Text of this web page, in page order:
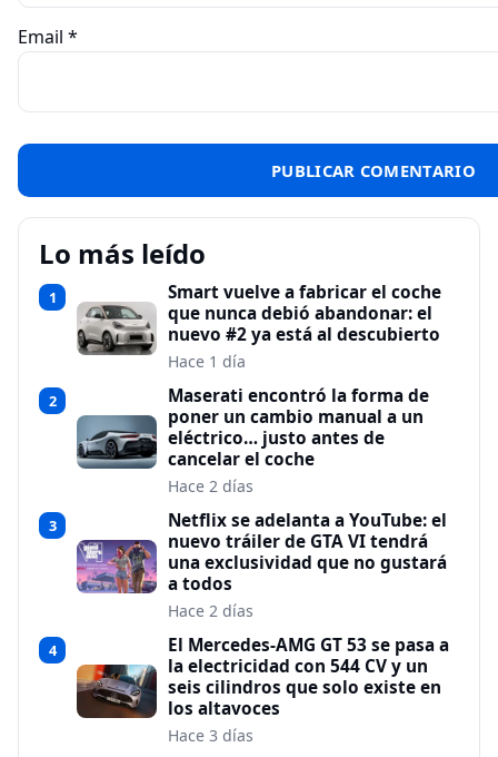
Email *
Lo más leído
1
Smart vuelve a fabricar el coche
que nunca debió abandonar: el
nuevo #2 ya está al descubierto
Hace 1 día
2
Maserati encontró la forma de
poner un cambio manual a un
eléctrico… justo antes de
cancelar el coche
Hace 2 días
3
Netflix se adelanta a YouTube: el
nuevo tráiler de GTA VI tendrá
una exclusividad que no gustará
a todos
Hace 2 días
4
El Mercedes-AMG GT 53 se pasa a
la electricidad con 544 CV y un
seis cilindros que solo existe en
los altavoces
Hace 3 días